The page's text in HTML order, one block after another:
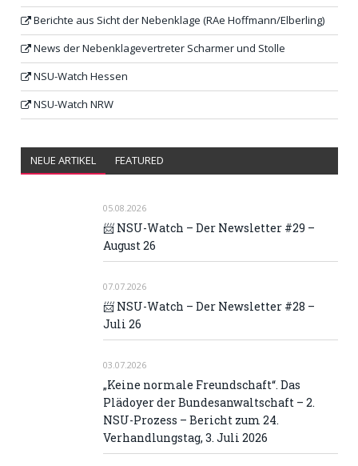
Berichte aus Sicht der Nebenklage (RAe Hoffmann/Elberling)
News der Nebenklagevertreter Scharmer und Stolle
NSU-Watch Hessen
NSU-Watch NRW
NEUE ARTIKEL FEATURED
05.08.2026
📨 NSU-Watch – Der Newsletter #29 –
August 26
07.07.2026
📨 NSU-Watch – Der Newsletter #28 –
Juli 26
03.07.2026
„Keine normale Freundschaft“. Das
Plädoyer der Bundesanwaltschaft – 2.
NSU-Prozess – Bericht zum 24.
Verhandlungstag, 3. Juli 2026